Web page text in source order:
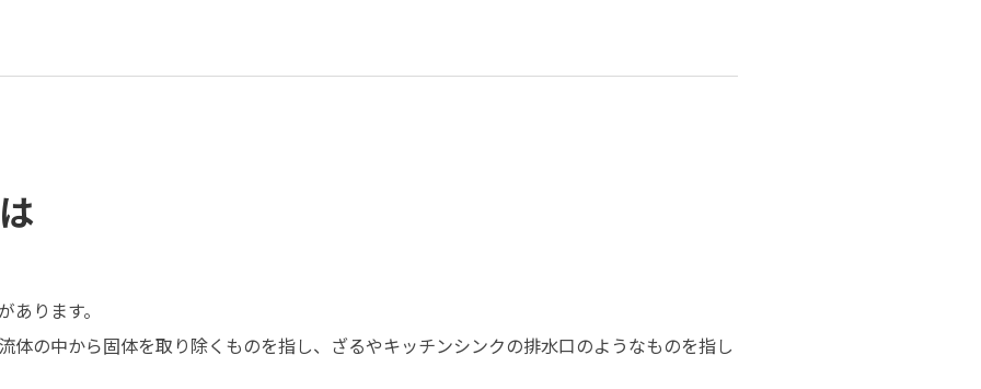
ります。
体の中から固体を取り除くものを指し、ざるやキッチンシンクの排水口のようなものを指し